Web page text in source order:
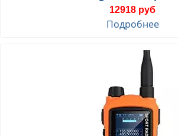
12918 руб
Подробнее